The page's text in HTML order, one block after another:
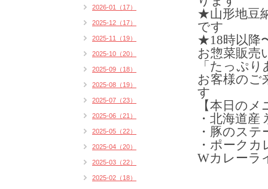
★山形地豆
です
★18時以降
お惣菜販売
「たっぷ
お客様のご
す
【本日の
・北海道
・豚のス
・ポーク
Wカレーラ
2026-01（17）
2025-12（17）
2025-11（19）
2025-10（20）
2025-09（18）
2025-08（19）
2025-07（23）
2025-06（21）
2025-05（22）
2025-04（20）
2025-03（22）
2025-02（18）